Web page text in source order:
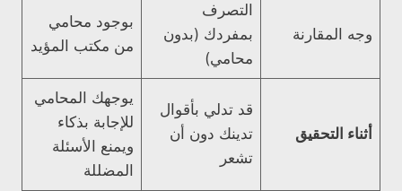
وجه المقارنة
التصرف
بمفردك (بدون
محامي)
بوجود محامي
من مكتب المؤيد
أثناء التحقيق
قد تدلي بأقوال
تدينك دون أن
تشعر
يوجهك المحامي
للإجابة بذكاء
ويمنع الأسئلة
المضللة